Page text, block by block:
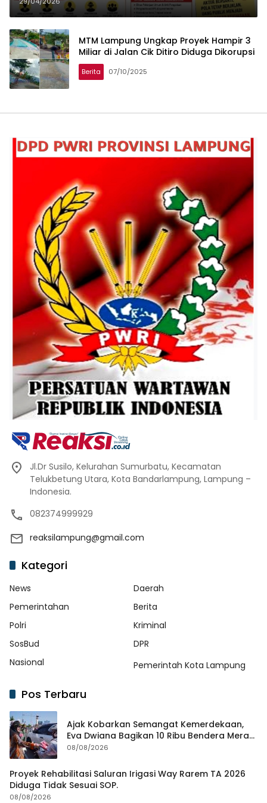
MTM Lampung Ungkap Proyek Hampir 3
Miliar di Jalan Cik Ditiro Diduga Dikorupsi
Berita 07/10/2025
Jl.Dr Susilo, Kelurahan Sumurbatu, Kecamatan
Telukbetung Utara, Kota Bandarlampung, Lampung –
Indonesia.
082374999929
reaksilampung@gmail.com
Kategori
News
Daerah
Pemerintahan
Berita
Polri
Kriminal
SosBud
DPR
Nasional
Pemerintah Kota Lampung
Pos Terbaru
Ajak Kobarkan Semangat Kemerdekaan,
Eva Dwiana Bagikan 10 Ribu Bendera Merah
Putih ke Warga
08/08/2026
Proyek Rehabilitasi Saluran Irigasi Way Rarem TA 2026
Diduga Tidak Sesuai SOP.
08/08/2026